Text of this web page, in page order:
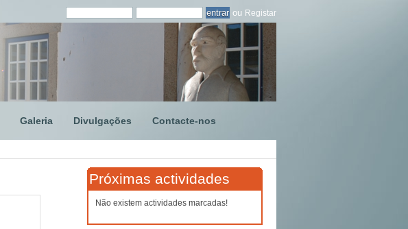
ou Registar
Galeria Divulgações Contacte-nos
Próximas actividades
Não existem actividades marcadas!